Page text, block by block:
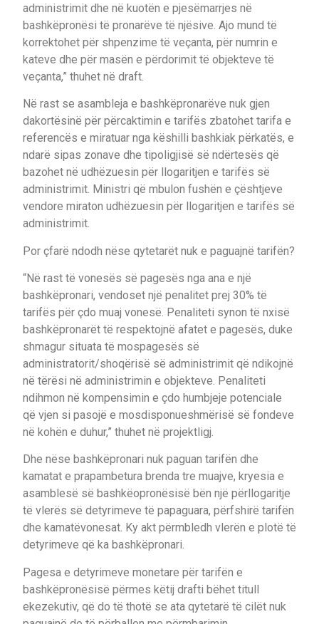
administrimit dhe në kuotën e pjesëmarrjes në
bashkëpronësi të pronarëve të njësive. Ajo mund të
korrektohet për shpenzime të veçanta, për numrin e
kateve dhe për masën e përdorimit të objekteve të
veçanta,” thuhet në draft.
Në rast se asambleja e bashkëpronarëve nuk gjen
dakortësinë për përcaktimin e tarifës zbatohet tarifa e
referencës e miratuar nga këshilli bashkiak përkatës, e
ndarë sipas zonave dhe tipoligjisë së ndërtesës që
bazohet në udhëzuesin për llogaritjen e tarifës së
administrimit. Ministri që mbulon fushën e çështjeve
vendore miraton udhëzuesin për llogaritjen e tarifës së
administrimit.
Por çfarë ndodh nëse qytetarët nuk e paguajnë tarifën?
“Në rast të vonesës së pagesës nga ana e një
bashkëpronari, vendoset një penalitet prej 30% të
tarifës për çdo muaj vonesë. Penaliteti synon të nxisë
bashkëpronarët të respektojnë afatet e pagesës, duke
shmagur situata të mospagesës së
administratorit/shoqërisë së administrimit që ndikojnë
në tërësi në administrimin e objekteve. Penaliteti
ndihmon në kompensimin e çdo humbjeje potenciale
që vjen si pasojë e mosdisponueshmërisë së fondeve
në kohën e duhur,” thuhet në projektligj.
Dhe nëse bashkëpronari nuk paguan tarifën dhe
kamatat e prapambetura brenda tre muajve, kryesia e
asamblesë së bashkëopronësisë bën një përllogaritje
të vlerës së detyrimeve të papaguara, përfshirë tarifën
dhe kamatëvonesat. Ky akt përmbledh vlerën e plotë të
detyrimeve që ka bashkëpronari.
Pagesa e detyrimeve monetare për tarifën e
bashkëpronësisë përmes këtij drafti bëhet titull
ekezekutiv, që do të thotë se ata qytetarë të cilët nuk